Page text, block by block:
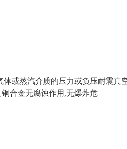
或蒸汽介质的压力或负压耐震真
合金无腐蚀作用,无爆炸危